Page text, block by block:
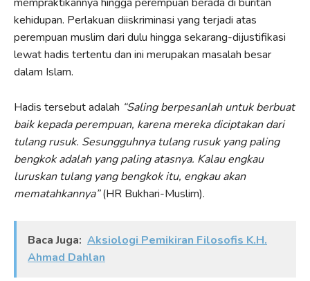
kehidupan. Perlakuan diiskriminasi yang terjadi atas
perempuan muslim dari dulu hingga sekarang-dijustifikasi
lewat hadis tertentu dan ini merupakan masalah besar
dalam Islam.
Hadis tersebut adalah “Saling berpesanlah untuk berbuat
baik kepada perempuan, karena mereka diciptakan dari
tulang rusuk. Sesungguhnya tulang rusuk yang paling
bengkok adalah yang paling atasnya. Kalau engkau
luruskan tulang yang bengkok itu, engkau akan
mematahkannya”(HR Bukhari-Muslim).
Baca Juga: Aksiologi Pemikiran Filosofis K.H.
Ahmad Dahlan